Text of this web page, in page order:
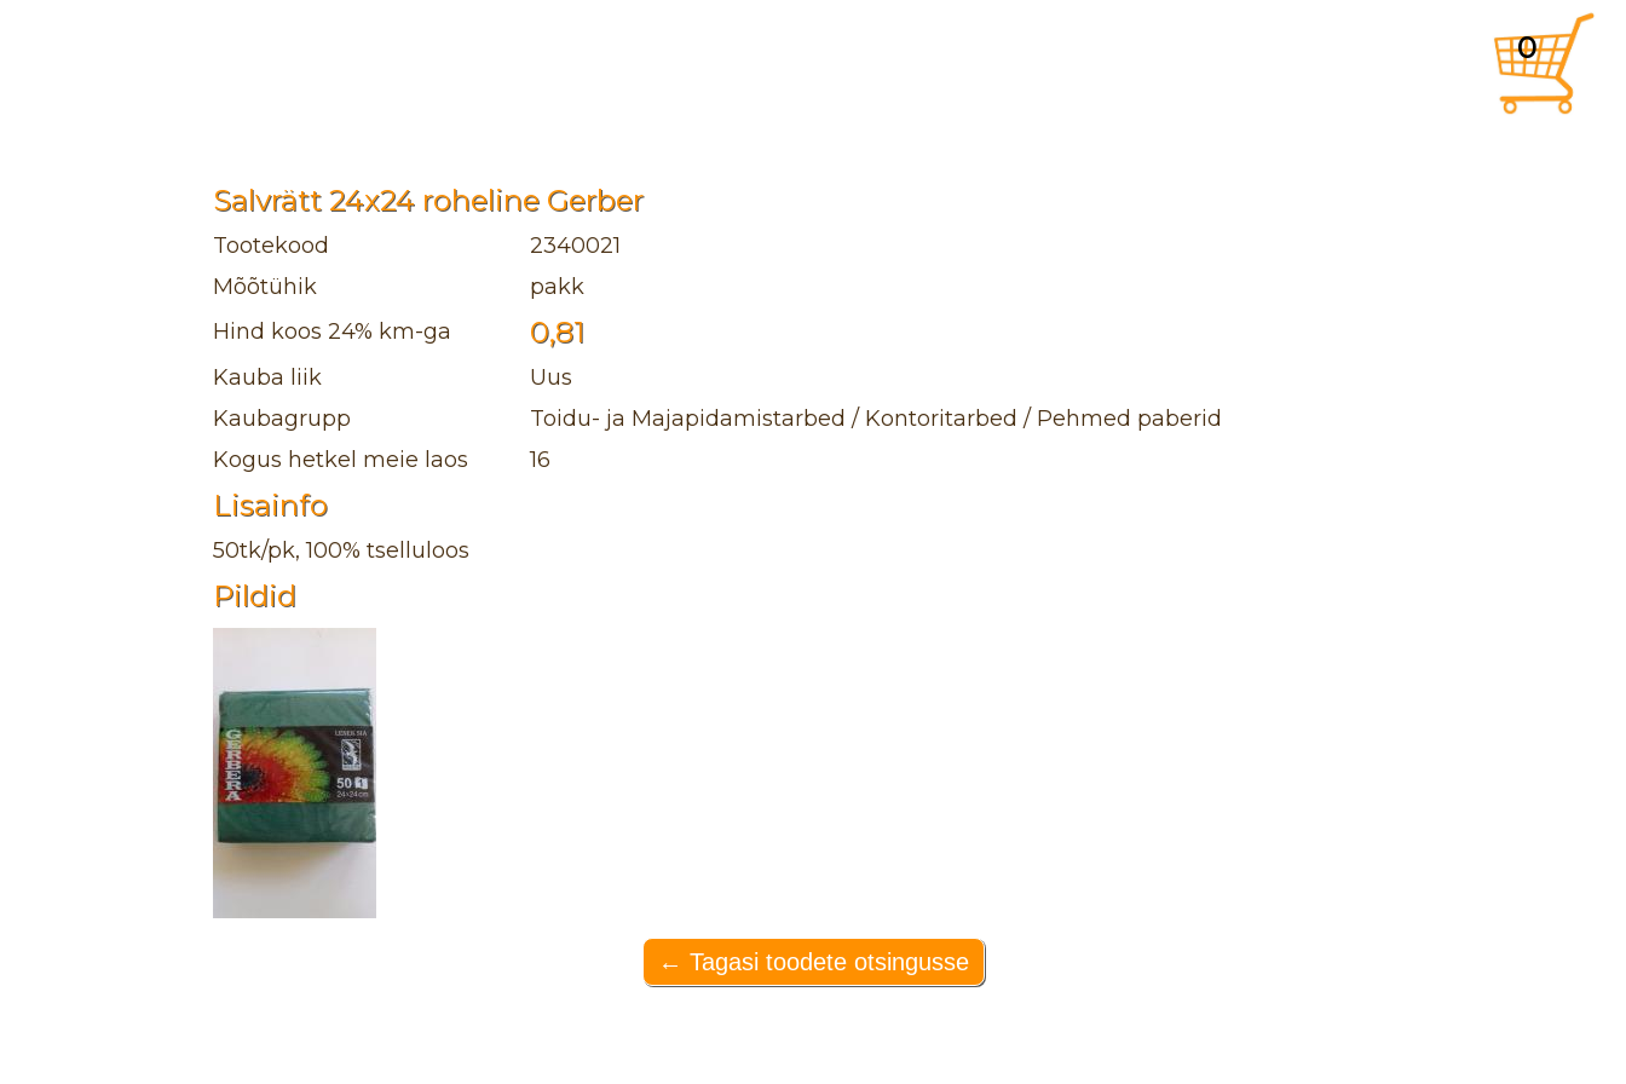
0
Salvrätt 24x24 roheline Gerber
Tootekood
2340021
Mõõtühik
pakk
Hind koos 24% km-ga
0,81
Kauba liik
Uus
Kaubagrupp
Toidu- ja Majapidamistarbed / Kontoritarbed / Pehmed paberid
Kogus hetkel meie laos
16
Lisainfo
50tk/pk, 100% tselluloos
Pildid